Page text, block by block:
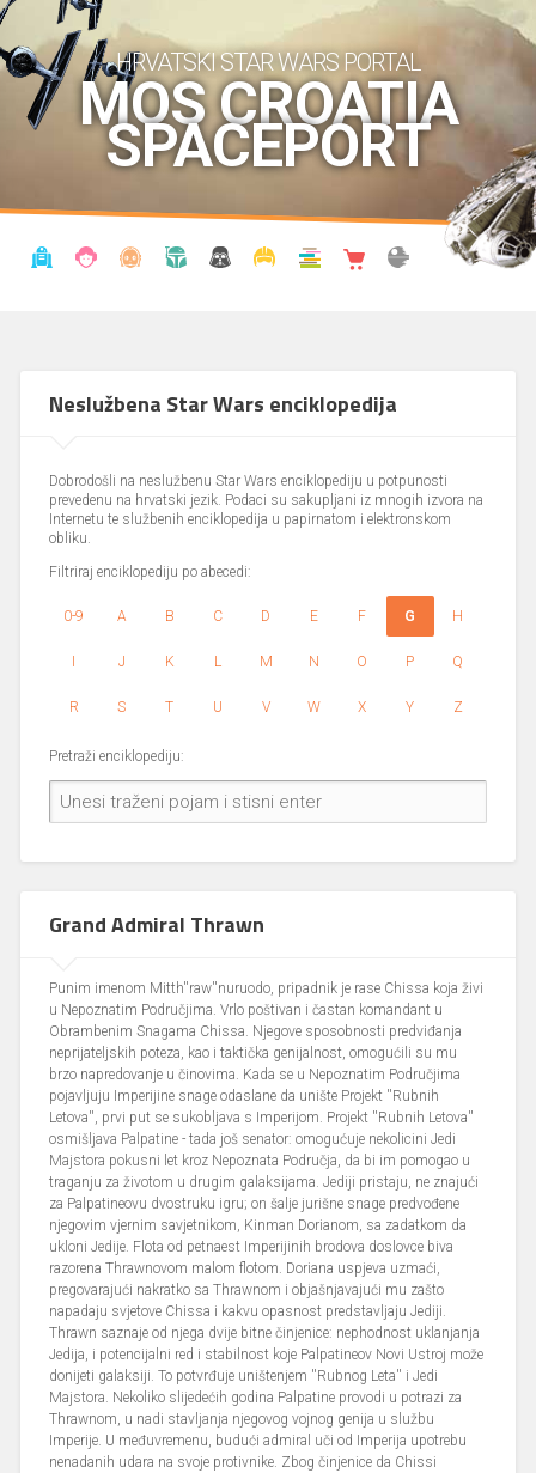
HRVATSKI STAR WARS PORTAL
MOS CROATIA
SPACEPORT
Neslužbena Star Wars enciklopedija
Dobrodošli na neslužbenu Star Wars enciklopediju u potpunosti
prevedenu na hrvatski jezik. Podaci su sakupljani iz mnogih izvora na
Internetu te službenih enciklopedija u papirnatom i elektronskom
obliku.
Filtriraj enciklopediju po abecedi:
0-9 A B C D E F G H
I J K L M N O P Q
R S T U V W X Y Z
Pretraži enciklopediju:
Grand Admiral Thrawn
Punim imenom Mitth''raw''nuruodo, pripadnik je rase Chissa koja živi
u Nepoznatim Područjima. Vrlo poštivan i častan komandant u
Obrambenim Snagama Chissa. Njegove sposobnosti predviđanja
neprijateljskih poteza, kao i taktička genijalnost, omogućili su mu
brzo napredovanje u činovima. Kada se u Nepoznatim Područjima
pojavljuju Imperijine snage odaslane da unište Projekt ''Rubnih
Letova'', prvi put se sukobljava s Imperijom. Projekt ''Rubnih Letova''
osmišljava Palpatine - tada još senator: omogućuje nekolicini Jedi
Majstora pokusni let kroz Nepoznata Područja, da bi im pomogao u
traganju za životom u drugim galaksijama. Jediji pristaju, ne znajući
za Palpatineovu dvostruku igru; on šalje jurišne snage predvođene
njegovim vjernim savjetnikom, Kinman Dorianom, sa zadatkom da
ukloni Jedije. Flota od petnaest Imperijinih brodova doslovce biva
razorena Thrawnovom malom flotom. Doriana uspjeva uzmaći,
pregovarajući nakratko sa Thrawnom i objašnjavajući mu zašto
napadaju svjetove Chissa i kakvu opasnost predstavljaju Jediji.
Thrawn saznaje od njega dvije bitne činjenice: nephodnost uklanjanja
Jedija, i potencijalni red i stabilnost koje Palpatineov Novi Ustroj može
donijeti galaksiji. To potvrđuje uništenjem ''Rubnog Leta'' i Jedi
Majstora. Nekoliko slijedećih godina Palpatine provodi u potrazi za
Thrawnom, u nadi stavljanja njegovog vojnog genija u službu
Imperije. U međuvremenu, budući admiral uči od Imperija upotrebu
nenadanih udara na svoje protivnike. Zbog činjenice da Chissi